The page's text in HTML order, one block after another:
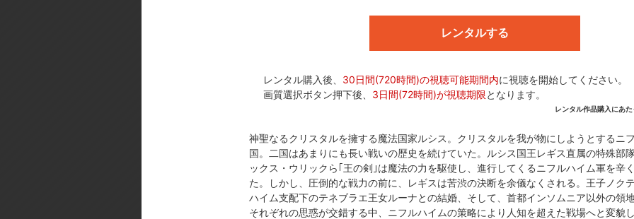
dアニメストアなら名作・話題作も
レンタルする
レンタル購入後、 30日間(720時間)の視聴可能期間内に視聴を開始してください。
画質選択ボタン押下後、 3日間(72時間)が視聴期限となります。
レンタル作品購入にあ
神聖なるクリスタルを擁する魔法国家ルシス。クリスタルを我が物にしようとするニ
国。二国はあまりにも長い戦いの歴史を続けていた。ルシス国王レギス直属の特殊部
ックス・ウリックら｢王の剣｣は魔法の力を駆使し、進行してくるニフルハイム軍を辛
た。しかし、圧倒的な戦力の前に、レギスは苦渋の決断を余儀なくされる。王子ノク
ハイム支配下のテネブラエ王女ルーナとの結婚、そして、首都インソムニア以外の
それぞれの思惑が交錯する中、ニフルハイムの策略により人知を超えた戦場へと変貌